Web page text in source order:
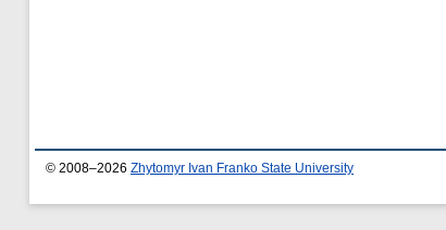
© 2008–2026 Zhytomyr Ivan Franko State University